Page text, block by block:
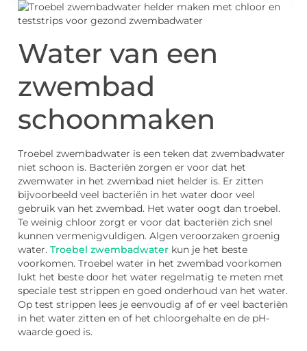
Water van een
zwembad
schoonmaken
Troebel zwembadwater is een teken dat zwembadwater
niet schoon is. Bacteriën zorgen er voor dat het
zwemwater in het zwembad niet helder is. Er zitten
bijvoorbeeld veel bacteriën in het water door veel
gebruik van het zwembad. Het water oogt dan troebel.
Te weinig chloor zorgt er voor dat bacteriën zich snel
kunnen vermenigvuldigen. Algen veroorzaken groenig
water. Troebel zwembadwater kun je het beste
voorkomen. Troebel water in het zwembad voorkomen
lukt het beste door het water regelmatig te meten met
speciale test strippen en goed onderhoud van het water.
Op test strippen lees je eenvoudig af of er veel bacteriën
in het water zitten en of het chloorgehalte en de pH-
waarde goed is.